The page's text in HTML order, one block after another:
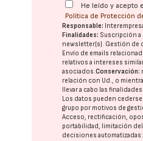
He leído y acepto
Política de Protección
Responsable:
Finalidades: Suscripción a
newsletter(s). Gestión de
Envío de emails
relativos a intereses
asociados.Conservación:
relación con Ud., o
llevar a cabo las
Los datos pueden cederse
grupo por motivos de
Acceso, rectificación,
portabilidad, limitación
decisiones automatizadas: